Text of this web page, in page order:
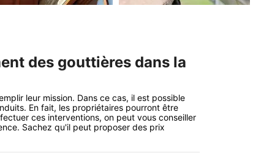
des gouttières dans la
leur mission. Dans ce cas, il est possible
En fait, les propriétaires pourront être
ces interventions, on peut vous conseiller
Sachez qu'il peut proposer des prix